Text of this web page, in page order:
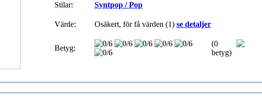
Stilar: Syntpop / Pop
Värde: Osäkert, för få värden (1) se detaljer
Betyg:
(0
betyg)